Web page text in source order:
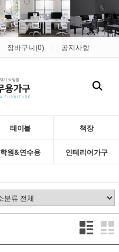
장바구니(0) 공지사항
테이블 책장
학원&연수용
인테리어가구